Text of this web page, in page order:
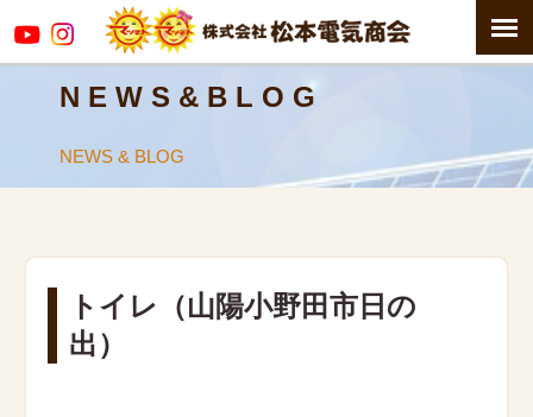
N E W S & B L O G
NEWS & BLOG
トイレ（山陽小野田市日の
出）